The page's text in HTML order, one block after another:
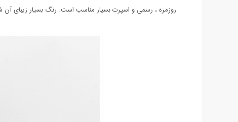
روزمره ، رسمی و اسپرت بسیار مناسب است. رنگ بسیار زیبای